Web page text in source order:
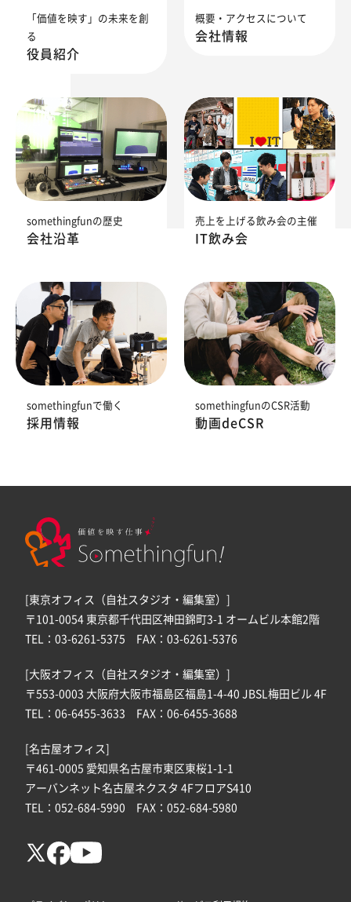
「価値を映す」の未来を創
る
役員紹介
概要・アクセスについて
会社情報
somethingfunの歴史
会社沿革
売上を上げる飲み会の主催
IT飲み会
somethingfunで働く
採用情報
somethingfunのCSR活動
動画deCSR
[東京オフィス（自社スタジオ・編集室）]
〒101-0054 東京都千代田区神田錦町3-1 オームビル本館2階
TEL：03-6261-5375 FAX：03-6261-5376
[大阪オフィス（自社スタジオ・編集室）]
〒553-0003 大阪府大阪市福島区福島1-4-40 JBSL梅田ビル 4F
TEL：06-6455-3633 FAX：06-6455-3688
[名古屋オフィス]
〒461-0005 愛知県名古屋市東区東桜1-1-1
アーバンネット名古屋ネクスタ 4FフロアS410
TEL：052-684-5990 FAX：052-684-5980